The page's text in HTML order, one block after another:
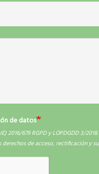
de datos
2016/679 RGPD y LOPDGDD 3/
derechos de acceso, rectificación